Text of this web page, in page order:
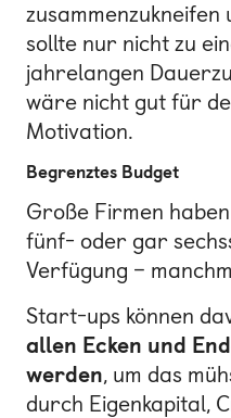
zusammenzukneifen
sollte nur nicht zu
jahrelangen
wäre nicht gut für
Motivation.
Begrenztes Budget
Große Firmen
fünf- oder gar
Verfügung –
Start-ups können
allen Ecken und
werden, um das
durch Eigenkapital,